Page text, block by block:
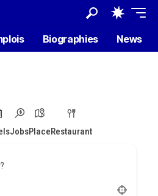
Biographies News
JobsPlaceRestaurant